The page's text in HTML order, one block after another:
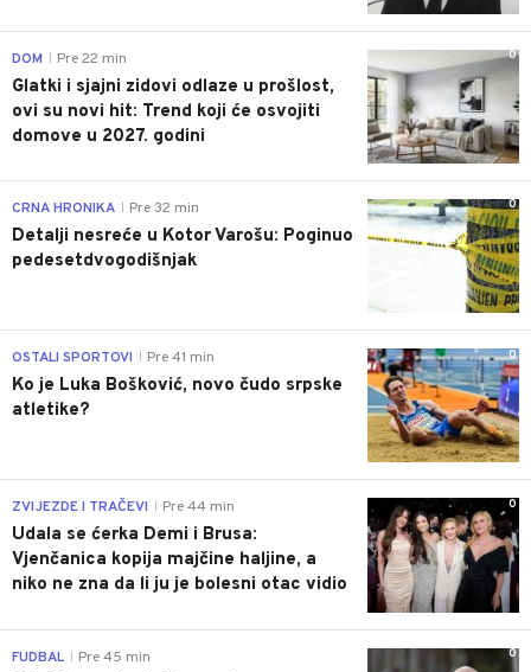
0
DOM Pre 22 min
Glatki i sjajni zidovi odlaze u prošlost,
ovi su novi hit: Trend koji će osvojiti
domove u 2027. godini
0
CRNA HRONIKA Pre 32 min
Detalji nesreće u Kotor Varošu: Poginuo
pedesetdvogodišnjak
0
OSTALI SPORTOVI Pre 41 min
Ko je Luka Bošković, novo čudo srpske
atletike?
0
ZVIJEZDE I TRAČEVI Pre 44 min
Udala se ćerka Demi i Brusa:
Vjenčanica kopija majčine haljine, a
niko ne zna da li ju je bolesni otac vidio
0
FUDBAL Pre 45 min